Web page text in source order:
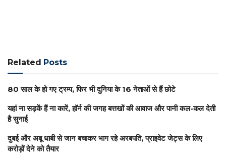
Related Posts
80 साल के हो गए ट्रम्प, फिर भी दुनिया के 16 नेताओं से हैं छोटे
यहां ना सड़कें हैं ना कारें, हॉर्न की जगह बत्तखों की आवाज और पानी कल-कल देती
है सुनाई
दुबई और अबू धाबी से जान बचाकर भाग रहे अरबपति, प्राइवेट जेट्स के लिए
करोड़ों देने को तैयार